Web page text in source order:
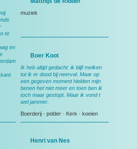
te
en
muziek
Boer Koot
Ik heb altijd gedacht: ik blijf melken
tot ik er dood bij neerval. Maar op
een gegeven moment hielden mijn
benen het niet meer en toen ben ik
toch maar gestopt. Maar ik vond t
wel jammer.
Boerderij - polder - Kerk - koeien
Henri van Nes